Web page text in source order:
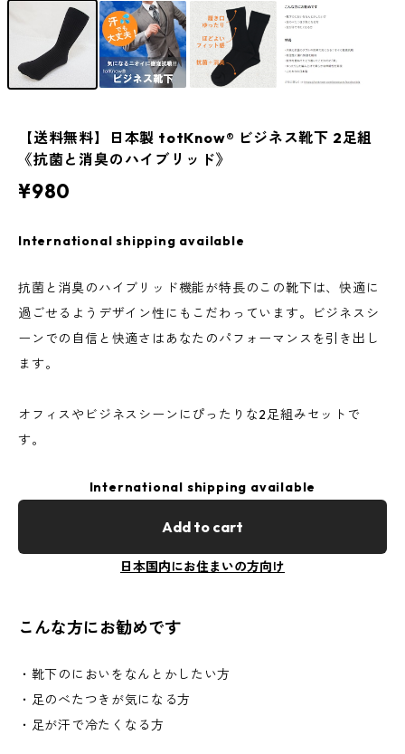
【送料無料】日本製 totKnow® ビジネス靴下 2足組
《抗菌と消臭のハイブリッド》
¥980
International shipping available
抗菌と消臭のハイブリッド機能が特長のこの靴下は、快適に
過ごせるようデザイン性にもこだわっています。ビジネスシ
ーンでの自信と快適さはあなたのパフォーマンスを引き出し
ます。
オフィスやビジネスシーンにぴったりな2足組みセットで
す。
International shipping available
Add to cart
日本国内にお住まいの方向け
こんな方にお勧めです
・靴下のにおいをなんとかしたい方
・足のべたつきが気になる方
・足が汗で冷たくなる方